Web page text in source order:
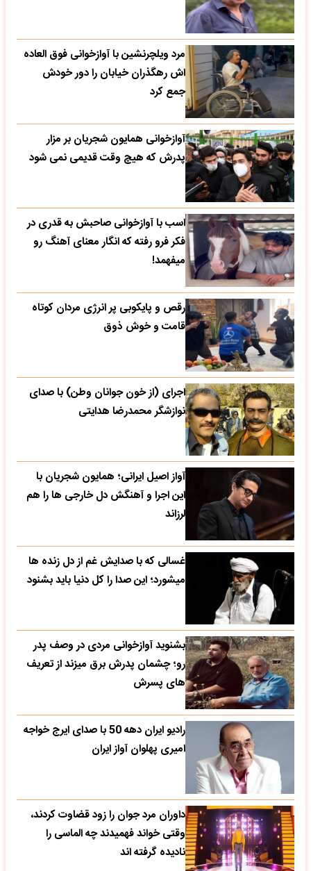
مرد ویلچرنشین با آوازخوانی فوق العاده
اش رهگذران خیابان را دور خودش
جمع کرد
آوازخوانی همایون شجریان بر مزار
پدرش که هیچ وقت قدیمی نمی شود
اسب با آوازخوانی صاحبش به قدری در
فکر فرو رفته که انگار معنای آهنگ رو
میفهمد!
رقص و پایکوبی پر انرژی مردان کوتاه
قامت و خوش ذوق
اجرای (از خون جوانان وطن) با صدای
نوازشگر محمدرضا هدایتی
آواز اصیل ایرانی؛ همایون شجریان با
این اجرا و آهنگش دل خارجی ها را هم
لرزاند
غسالی که با صدایش غم از دل زنده ها
میشورد؛ این صدا را کل دنیا باید بشنود
بشنوید آوازخوانی مردی در وصف پدر
رو؛ چشمان پدرش برق میزند از تعریف
های پسرش
رادیو ایران دهه 50 با صدای ایرج خواجه
امیری پهلوان آواز ایران
داوران مرد جوان را زود قضاوت کردند،
وقتی خواند فهمیدند چه الماسی را
نادیده گرفته اند